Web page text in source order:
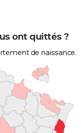
ont quittés ?
de naissance.